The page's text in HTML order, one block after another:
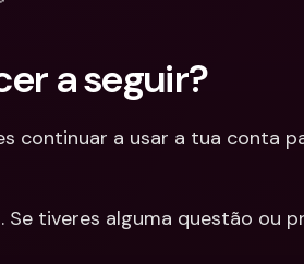
a seguir?
continuar a usar a tua conta
tiveres alguma questão ou